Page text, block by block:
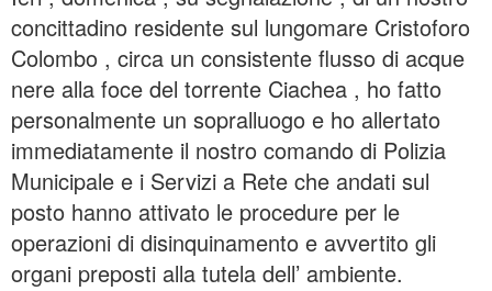
concittadino residente sul lungomare Cristoforo
Colombo , circa un consistente flusso di acque
nere alla foce del torrente Ciachea , ho fatto
personalmente un sopralluogo e ho allertato
immediatamente il nostro comando di Polizia
Municipale e i Servizi a Rete che andati sul
posto hanno attivato le procedure per le
operazioni di disinquinamento e avvertito gli
organi preposti alla tutela dell’ ambiente.